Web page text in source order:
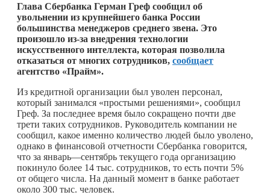
Глава Сбербанка Герман Греф сообщил об
увольнении из крупнейшего банка России
большинства менеджеров среднего звена. Это
произошло из-за внедрения технологии
искусственного интеллекта, которая позволила
отказаться от многих сотрудников, сообщает
агентство «Прайм».
Из кредитной организации был уволен персонал,
который занимался «простыми решениями», сообщил
Греф. За последнее время было сокращено почти две
трети таких сотрудников. Руководитель компании не
сообщил, какое именно количество людей было уволено,
однако в финансовой отчетности Сбербанка говорится,
что за январь—сентябрь текущего года организацию
покинуло более 14 тыс. сотрудников, то есть почти 5%
от общего числа. На данный момент в банке работает
около 300 тыс. человек.